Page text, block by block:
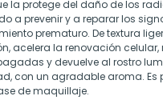
la protege del daño de los
a prevenir y a reparar los
prematuro. De textura
acelera la renovación celular,
y devuelve al rostro
con un agradable aroma. Es
de maquillaje.